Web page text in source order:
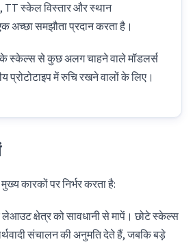
TT स्केल विस्तार और स्थान
समझौता प्रदान करता है।
के स्केल्स से कुछ अलग चाहने वाले मॉडलर्स
प्रोटोटाइप में रुचि रखने वालों के लिए।
कारकों पर निर्भर करता है:
क्षेत्र को सावधानी से मापें। छोटे स्केल्स
संचालन की अनुमति देते हैं, जबकि बड़े